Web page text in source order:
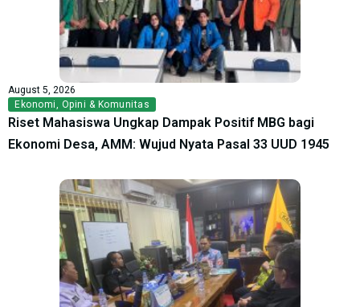
August 5, 2026
Ekonomi, Opini & Komunitas
Riset Mahasiswa Ungkap Dampak Positif MBG bagi
Ekonomi Desa, AMM: Wujud Nyata Pasal 33 UUD 1945